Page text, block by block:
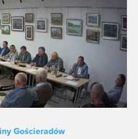
Gościeradów